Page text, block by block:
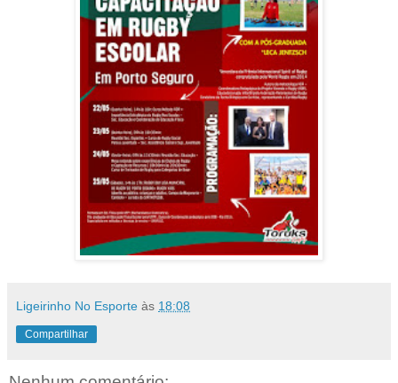
Ligeirinho No Esporte às 18:08
Compartilhar